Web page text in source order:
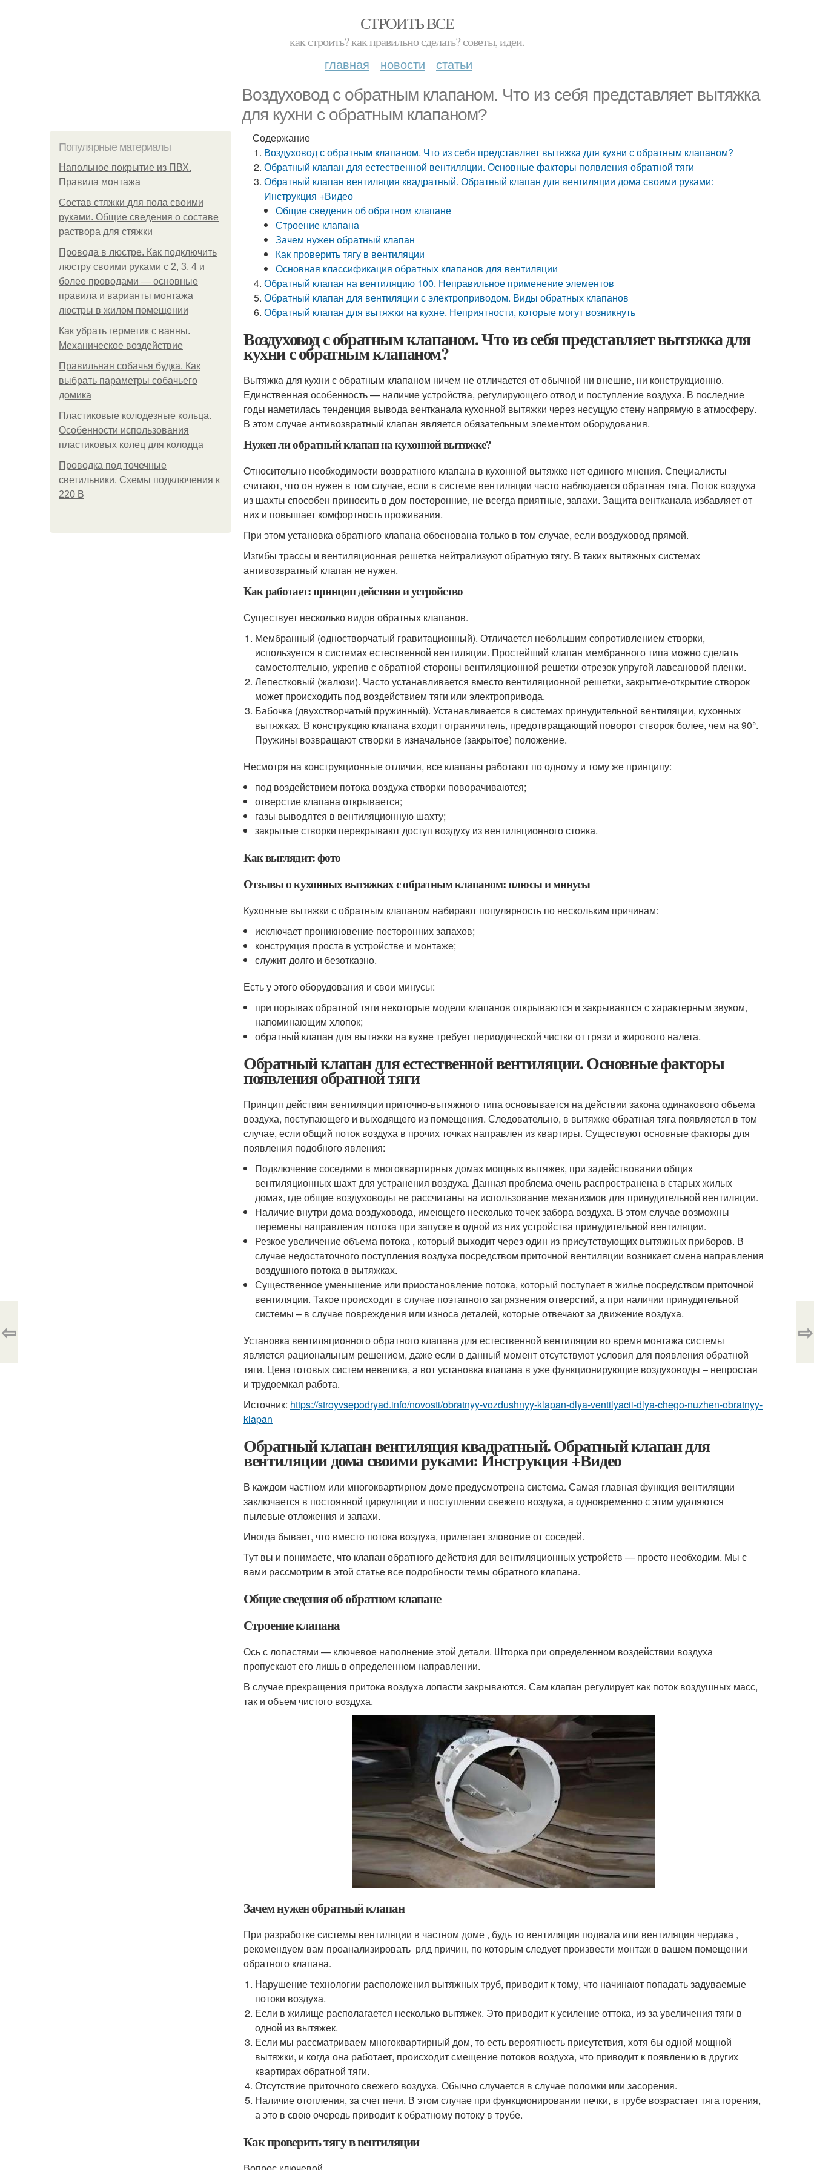
СТРОИТЬ ВСЕ
как строить? как правильно сделать? советы, идеи.
главная новости статьи
Воздуховод с обратным клапаном. Что из себя представляет вытяжка
для кухни с обратным клапаном?
Популярные материалы
Напольное покрытие из ПВХ.
Правила монтажа
Состав стяжки для пола своими
руками. Общие сведения о составе
раствора для стяжки
Провода в люстре. Как подключить
люстру своими руками с 2, 3, 4 и
более проводами — основные
правила и варианты монтажа
люстры в жилом помещении
Как убрать герметик с ванны.
Механическое воздействие
Правильная собачья будка. Как
выбрать параметры собачьего
домика
Пластиковые колодезные кольца.
Особенности использования
пластиковых колец для колодца
Проводка под точечные
светильники. Схемы подключения к
220 В
Содержание
Воздуховод с обратным клапаном. Что из себя представляет вытяжка для кухни с обратным клапаном?
Обратный клапан для естественной вентиляции. Основные факторы появления обратной тяги
Обратный клапан вентиляция квадратный. Обратный клапан для вентиляции дома своими руками:
Инструкция +Видео
Общие сведения об обратном клапане
Строение клапана
Зачем нужен обратный клапан
Как проверить тягу в вентиляции
Основная классификация обратных клапанов для вентиляции
Обратный клапан на вентиляцию 100. Неправильное применение элементов
Обратный клапан для вентиляции с электроприводом. Виды обратных клапанов
Обратный клапан для вытяжки на кухне. Неприятности, которые могут возникнуть
Воздуховод с обратным клапаном. Что из себя представляет вытяжка для
кухни с обратным клапаном?
Вытяжка для кухни с обратным клапаном ничем не отличается от обычной ни внешне, ни конструкционно.
Единственная особенность — наличие устройства, регулирующего отвод и поступление воздуха. В последние
годы наметилась тенденция вывода вентканала кухонной вытяжки через несущую стену напрямую в атмосферу.
В этом случае антивозвратный клапан является обязательным элементом оборудования.
Нужен ли обратный клапан на кухонной вытяжке?
Относительно необходимости возвратного клапана в кухонной вытяжке нет единого мнения. Специалисты
считают, что он нужен в том случае, если в системе вентиляции часто наблюдается обратная тяга. Поток воздуха
из шахты способен приносить в дом посторонние, не всегда приятные, запахи. Защита вентканала избавляет от
них и повышает комфортность проживания.
При этом установка обратного клапана обоснована только в том случае, если воздуховод прямой.
Изгибы трассы и вентиляционная решетка нейтрализуют обратную тягу. В таких вытяжных системах
антивозвратный клапан не нужен.
Как работает: принцип действия и устройство
Существует несколько видов обратных клапанов.
Мембранный (одностворчатый гравитационный). Отличается небольшим сопротивлением створки,
используется в системах естественной вентиляции. Простейший клапан мембранного типа можно сделать
самостоятельно, укрепив с обратной стороны вентиляционной решетки отрезок упругой лавсановой пленки.
Лепестковый (жалюзи). Часто устанавливается вместо вентиляционной решетки, закрытие-открытие створок
может происходить под воздействием тяги или электропривода.
Бабочка (двухстворчатый пружинный). Устанавливается в системах принудительной вентиляции, кухонных
вытяжках. В конструкцию клапана входит ограничитель, предотвращающий поворот створок более, чем на 90°.
Пружины возвращают створки в изначальное (закрытое) положение.
Несмотря на конструкционные отличия, все клапаны работают по одному и тому же принципу:
под воздействием потока воздуха створки поворачиваются;
отверстие клапана открывается;
газы выводятся в вентиляционную шахту;
закрытые створки перекрывают доступ воздуху из вентиляционного стояка.
Как выглядит: фото
Отзывы о кухонных вытяжках с обратным клапаном: плюсы и минусы
Кухонные вытяжки с обратным клапаном набирают популярность по нескольким причинам:
исключает проникновение посторонних запахов;
конструкция проста в устройстве и монтаже;
служит долго и безотказно.
Есть у этого оборудования и свои минусы:
при порывах обратной тяги некоторые модели клапанов открываются и закрываются с характерным звуком,
напоминающим хлопок;
обратный клапан для вытяжки на кухне требует периодической чистки от грязи и жирового налета.
Обратный клапан для естественной вентиляции. Основные факторы
появления обратной тяги
Принцип действия вентиляции приточно-вытяжного типа основывается на действии закона одинакового объема
воздуха, поступающего и выходящего из помещения. Следовательно, в вытяжке обратная тяга появляется в том
случае, если общий поток воздуха в прочих точках направлен из квартиры. Существуют основные факторы для
появления подобного явления:
Подключение соседями в многоквартирных домах мощных вытяжек, при задействовании общих
вентиляционных шахт для устранения воздуха. Данная проблема очень распространена в старых жилых
домах, где общие воздуховоды не рассчитаны на использование механизмов для принудительной вентиляции.
Наличие внутри дома воздуховода, имеющего несколько точек забора воздуха. В этом случае возможны
перемены направления потока при запуске в одной из них устройства принудительной вентиляции.
Резкое увеличение объема потока , который выходит через один из присутствующих вытяжных приборов. В
случае недостаточного поступления воздуха посредством приточной вентиляции возникает смена направления
воздушного потока в вытяжках.
Существенное уменьшение или приостановление потока, который поступает в жилье посредством приточной
вентиляции. Такое происходит в случае поэтапного загрязнения отверстий, а при наличии принудительной
системы – в случае повреждения или износа деталей, которые отвечают за движение воздуха.
Установка вентиляционного обратного клапана для естественной вентиляции во время монтажа системы
является рациональным решением, даже если в данный момент отсутствуют условия для появления обратной
тяги. Цена готовых систем невелика, а вот установка клапана в уже функционирующие воздуховоды – непростая
и трудоемкая работа.
Источник: https://stroyvsepodryad.info/novosti/obratnyy-vozdushnyy-klapan-dlya-ventilyacii-dlya-chego-nuzhen-obratnyy-
klapan
Обратный клапан вентиляция квадратный. Обратный клапан для
вентиляции дома своими руками: Инструкция +Видео
В каждом частном или многоквартирном доме предусмотрена система. Самая главная функция вентиляции
заключается в постоянной циркуляции и поступлении свежего воздуха, а одновременно с этим удаляются
пылевые отложения и запахи.
Иногда бывает, что вместо потока воздуха, прилетает зловоние от соседей.
Тут вы и понимаете, что клапан обратного действия для вентиляционных устройств — просто необходим. Мы с
вами рассмотрим в этой статье все подробности темы обратного клапана.
Общие сведения об обратном клапане
Строение клапана
Ось с лопастями — ключевое наполнение этой детали. Шторка при определенном воздействии воздуха
пропускают его лишь в определенном направлении.
В случае прекращения притока воздуха лопасти закрываются. Сам клапан регулирует как поток воздушных масс,
так и объем чистого воздуха.
Зачем нужен обратный клапан
При разработке системы вентиляции в частном доме , будь то вентиляция подвала или вентиляция чердака ,
рекомендуем вам проанализировать ряд причин, по которым следует произвести монтаж в вашем помещении
обратного клапана.
Нарушение технологии расположения вытяжных труб, приводит к тому, что начинают попадать задуваемые
потоки воздуха.
Если в жилище располагается несколько вытяжек. Это приводит к усиление оттока, из за увеличения тяги в
одной из вытяжек.
Если мы рассматриваем многоквартирный дом, то есть вероятность присутствия, хотя бы одной мощной
вытяжки, и когда она работает, происходит смещение потоков воздуха, что приводит к появлению в других
квартирах обратной тяги.
Отсутствие приточного свежего воздуха. Обычно случается в случае поломки или засорения.
Наличие отопления, за счет печи. В этом случае при функционировании печки, в трубе возрастает тяга горения,
а это в свою очередь приводит к обратному потоку в трубе.
Как проверить тягу в вентиляции
⇦ ⇨